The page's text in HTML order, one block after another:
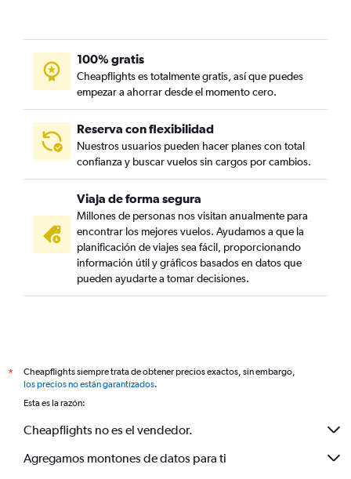
100% gratis
Cheapflights es totalmente gratis, así que puedes
empezar a ahorrar desde el momento cero.
Reserva con flexibilidad
Nuestros usuarios pueden hacer planes con total
confianza y buscar vuelos sin cargos por cambios.
Viaja de forma segura
Millones de personas nos visitan anualmente para
encontrar los mejores vuelos. Ayudamos a que la
planificación de viajes sea fácil, proporcionando
información útil y gráficos basados en datos que
pueden ayudarte a tomar decisiones.
*
Cheapflights siempre trata de obtener precios exactos, sin embargo,
los precios no están garantizados.
Esta es la razón:
Cheapflights no es el vendedor.
Agregamos montones de datos para ti